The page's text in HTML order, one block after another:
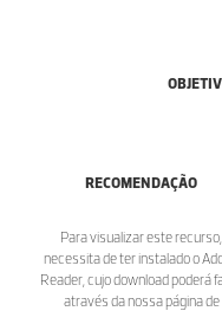
RECOMENDAÇÃO
Para visualizar este recurso,
necessita de ter instalado o
Reader, cujo download poderá
através da nossa página de